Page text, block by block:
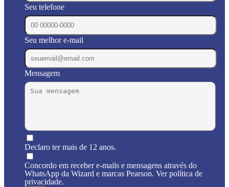
Seu telefone
Seu melhor e-mail
Mensagem
Declaro ter mais de 12 anos.
Concordo em receber e-mails e mensagens através do
WhatsApp da Wizard e marcas Pearson. Ver política de
privacidade.